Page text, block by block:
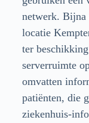
netwerk. Bijna
locatie
ter
serverruimte
omvatten
patiënten, die
ziekenhuis-